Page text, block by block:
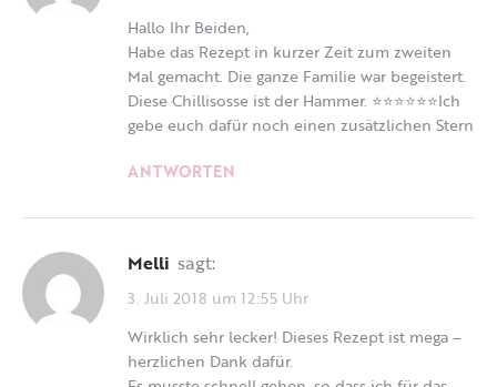
Hallo Ihr Beiden,
Habe das Rezept in kurzer Zeit zum zweiten
Mal gemacht. Die ganze Familie war begeistert.
Diese Chillisosse ist der Hammer. ⭐️⭐️⭐️⭐️⭐️⭐️Ich
gebe euch dafür noch einen zusätzlichen Stern
ANTWORTEN
Melli sagt:
3. Juli 2018 um 12:55 Uhr
Wirklich sehr lecker! Dieses Rezept ist mega –
herzlichen Dank dafür.